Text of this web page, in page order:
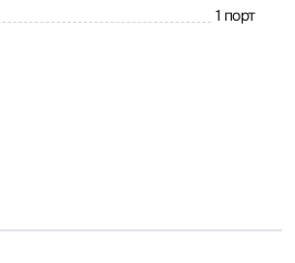
1 порт